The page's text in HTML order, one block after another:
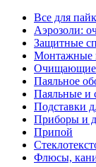
Все для
Аэрозоли:
Защитные
Монтажные
Очищающие
Паяльное
Паяльные и
Подставки
Приборы и
Припой
Флюсы,